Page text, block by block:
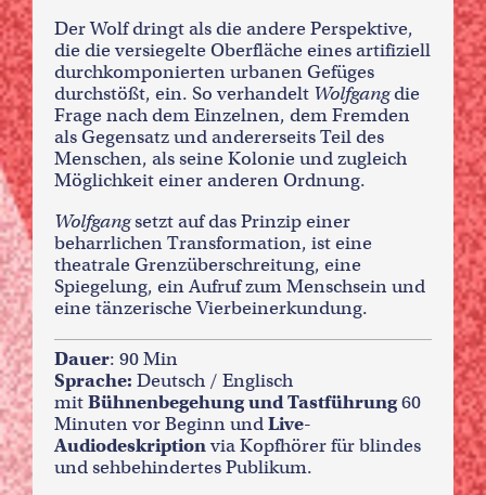
Der Wolf dringt als die andere Perspektive,
die die versiegelte Oberfläche eines artifiziell
durchkomponierten urbanen Gefüges
durchstößt, ein. So verhandelt Wolfgangdie
Frage nach dem Einzelnen, dem Fremden
als Gegensatz und andererseits Teil des
Menschen, als seine Kolonie und zugleich
Möglichkeit einer anderen Ordnung.
Wolfgangsetzt auf das Prinzip einer
beharrlichen Transformation, ist eine
theatrale Grenzüberschreitung, eine
Spiegelung, ein Aufruf zum Menschsein und
eine tänzerische Vierbeinerkundung.
Dauer: 90 Min
Sprache: Deutsch / Englisch
mitBühnenbegehung und Tastführung60
Minuten vor Beginn undLive-
Audiodeskriptionvia Kopfhörer für blindes
und sehbehindertes Publikum.